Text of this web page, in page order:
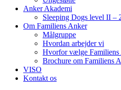
Anker Akademi
Sleeping Dogs level II –
Om Familiens Anker
Målgruppe
Hvordan arbejder vi
Hvorfor vælge Familiens
Brochure om Familiens
VISO
Kontakt os